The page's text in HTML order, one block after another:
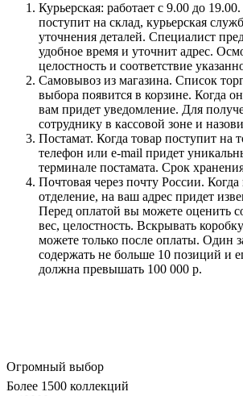
Курьерская: работает с 9.00 до
поступит на склад, курьерская
уточнения деталей. Специалист
удобное время и уточнит адрес.
целостность и соответствие
Самовывоз из магазина. Список
выбора появится в корзине. Когда
вам придет уведомление. Для
сотруднику в кассовой зоне и
Постамат. Когда товар поступит на
телефон или e-mail придет
терминале постамата. Срок
Почтовая через почту России. Когда
отделение, на ваш адрес придет
Перед оплатой вы можете оценить
вес, целостность. Вскрывать
можете только после оплаты. Один
содержать не больше 10 позиций и
должна превышать 100 000 р.
Огромный выбор
Более 1500 коллекций